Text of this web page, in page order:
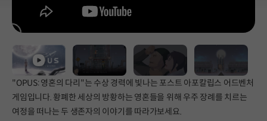
"OPUS: 영혼의 다리"는 수상 경력에 빛나는 포스트 아포칼립스 어드벤처
게임입니다. 황폐한 세상의 방황하는 영혼들을 위해 우주 장례를 치르는
여정을 떠나는 두 생존자의 이야기를 따라가보세요.